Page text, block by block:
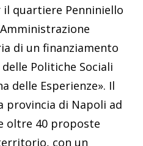
quartiere Penniniello
di un finanziamento
Politiche Sociali
delle Esperienze». Il
provincia di Napoli ad
oltre 40 proposte
con un